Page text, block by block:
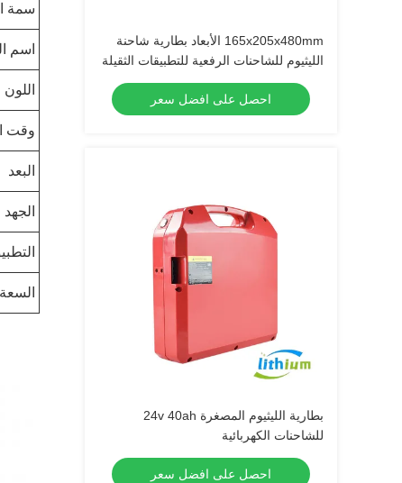
165x205x480mm الأبعاد بطارية شاحنة
الليثيوم للشاحنات الرفعية للتطبيقات الثقيلة
احصل على افضل سعر
بطارية الليثيوم المصغرة 24v 40ah
للشاحنات الكهربائية
احصل على افضل سعر
سمة
اسم
اللون
وقت
البعد
الجهد
السعة